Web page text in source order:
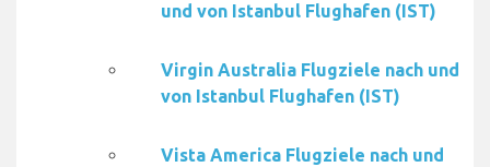
und von Istanbul Flughafen (IST)
Virgin Australia Flugziele nach und
von Istanbul Flughafen (IST)
Vista America Flugziele nach und